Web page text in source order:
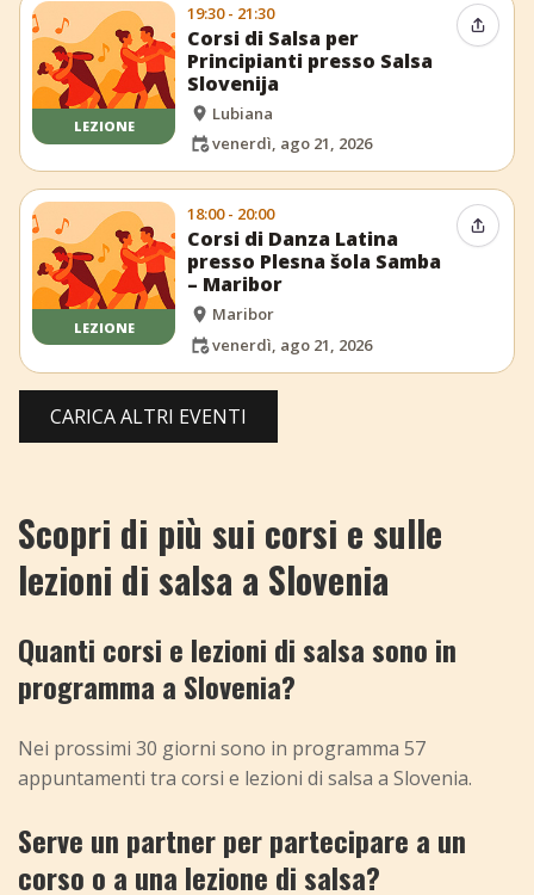
LEZIONE
19:30 - 21:30
Corsi di Salsa per
Principianti presso Salsa
Slovenija
Lubiana
venerdì, ago 21, 2026
LEZIONE
18:00 - 20:00
Corsi di Danza Latina
presso Plesna šola Samba
– Maribor
Maribor
venerdì, ago 21, 2026
CARICA ALTRI EVENTI
Scopri di più sui corsi e sulle
lezioni di salsa a Slovenia
Quanti corsi e lezioni di salsa sono in
programma a Slovenia?
Nei prossimi 30 giorni sono in programma 57
appuntamenti tra corsi e lezioni di salsa a Slovenia.
Serve un partner per partecipare a un
corso o a una lezione di salsa?